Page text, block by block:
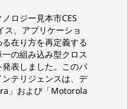
ロジー見本市CES
、アプリケーショ
在り方を再定義する
の組み込み型クロス
表しました。このパ
テリジェンスは、デ
」および「Motorola